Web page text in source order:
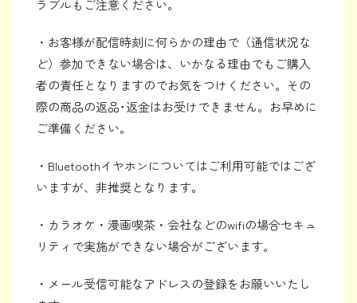
ラブルもご注意ください。
・お客様が配信時刻に何らかの理由で（通信状況な
ど）参加できない場合は、いかなる理由でもご購入
者の責任となりますのでお気をつけください。その
際の商品の返品･返金はお受けできません。お早めに
ご準備ください。
・Bluetoothイヤホンについてはご利用可能ではござ
いますが、非推奨となります。
・カラオケ・漫画喫茶・会社などのwifiの場合セキュ
リティで実施ができない場合がございます。
・メール受信可能なアドレスの登録をお願いいたし